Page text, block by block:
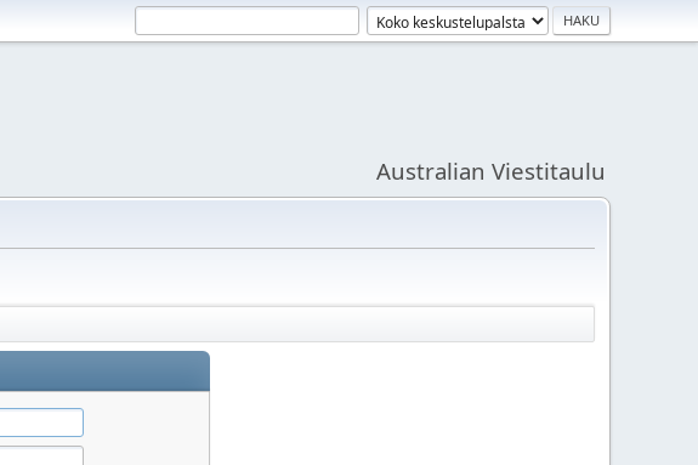
Australian Viestitaulu